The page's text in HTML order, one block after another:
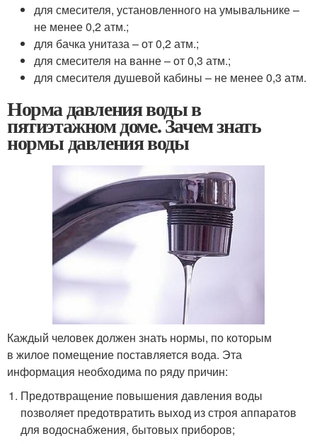
для смесителя, установленного на умывальнике –
не менее 0,2 атм.;
для бачка унитаза – от 0,2 атм.;
для смесителя на ванне – от 0,3 атм.;
для смесителя душевой кабины – не менее 0,3 атм.
Норма давления воды в
пятиэтажном доме. Зачем знать
нормы давления воды
Каждый человек должен знать нормы, по которым
в жилое помещение поставляется вода. Эта
информация необходима по ряду причин:
Предотвращение повышения давления воды
позволяет предотвратить выход из строя аппаратов
для водоснабжения, бытовых приборов;